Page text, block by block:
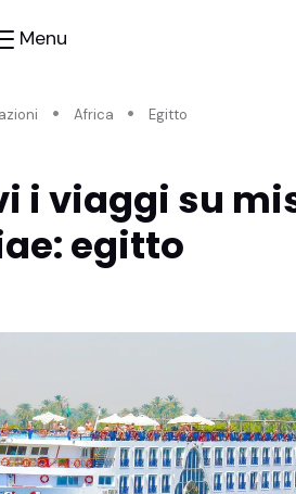
Menu
Africa Egitto
i viaggi su
egitto